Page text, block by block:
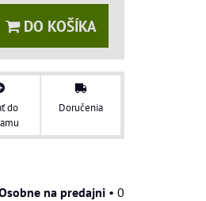
DO KOŠÍKA
do
Doručenia
na predajni • 0